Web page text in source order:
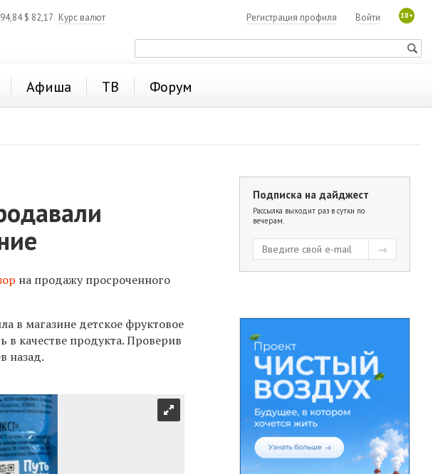
94,84$ 82,17 Курс валют 18+
Войти
Регистрация профиля
Афиша ТВ Форум
на продажу просроченного
в магазине детское фруктовое
в качестве продукта. Проверив
назад.
Подписка на дайджест
Рассылка выходит раз в сутки по
вечерам.